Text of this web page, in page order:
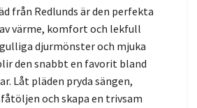
från Redlunds är den perfekta
värme, komfort och lekfull
djurmönster och mjuka
den snabbt en favorit bland
Låt pläden pryda sängen,
och skapa en trivsam